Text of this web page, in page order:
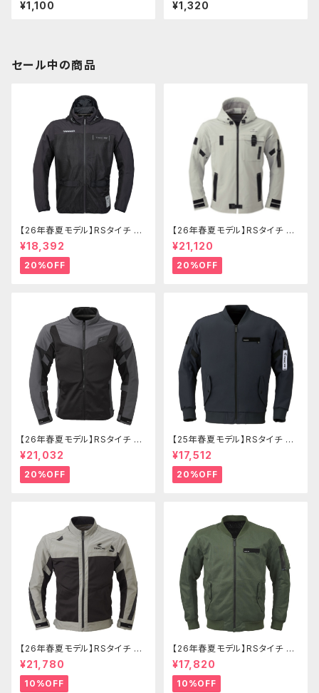
0】
¥1,100
00430】
¥1,320
セール中の商品
【26年春夏モデル】RSタイチ RS
J334 エアーフリップパーカ
¥18,392
20%OFF
【26年春夏モデル】RSタイチ RS
J335 クイックドライパーカ
¥21,120
20%OFF
【26年春夏モデル】RSタイチ RS
J342 クイックドライレーサージ
ャケット
¥21,032
20%OFF
【25年春夏モデル】RSタイチ RS
J343 クイックドライフライトジ
ャケット
¥17,512
20%OFF
【26年春夏モデル】RSタイチ RS
J345 トルクエアージャケット
¥21,780
10%OFF
【26年春夏モデル】RSタイチ RS
J351 エアーフライトジャケット
¥17,820
10%OFF